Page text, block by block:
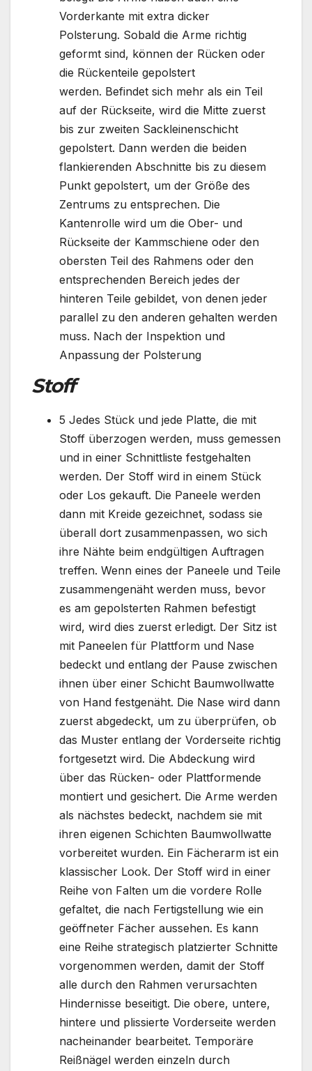
Vorderkante mit extra dicker
Polsterung. Sobald die Arme richtig
geformt sind, können der Rücken oder
die Rückenteile gepolstert
werden. Befindet sich mehr als ein Teil
auf der Rückseite, wird die Mitte zuerst
bis zur zweiten Sackleinenschicht
gepolstert. Dann werden die beiden
flankierenden Abschnitte bis zu diesem
Punkt gepolstert, um der Größe des
Zentrums zu entsprechen. Die
Kantenrolle wird um die Ober- und
Rückseite der Kammschiene oder den
obersten Teil des Rahmens oder den
entsprechenden Bereich jedes der
hinteren Teile gebildet, von denen jeder
parallel zu den anderen gehalten werden
muss. Nach der Inspektion und
Anpassung der Polsterung
Stoff
5 Jedes Stück und jede Platte, die mit
Stoff überzogen werden, muss gemessen
und in einer Schnittliste festgehalten
werden. Der Stoff wird in einem Stück
oder Los gekauft. Die Paneele werden
dann mit Kreide gezeichnet, sodass sie
überall dort zusammenpassen, wo sich
ihre Nähte beim endgültigen Auftragen
treffen. Wenn eines der Paneele und Teile
zusammengenäht werden muss, bevor
es am gepolsterten Rahmen befestigt
wird, wird dies zuerst erledigt. Der Sitz ist
mit Paneelen für Plattform und Nase
bedeckt und entlang der Pause zwischen
ihnen über einer Schicht Baumwollwatte
von Hand festgenäht. Die Nase wird dann
zuerst abgedeckt, um zu überprüfen, ob
das Muster entlang der Vorderseite richtig
fortgesetzt wird. Die Abdeckung wird
über das Rücken- oder Plattformende
montiert und gesichert. Die Arme werden
als nächstes bedeckt, nachdem sie mit
ihren eigenen Schichten Baumwollwatte
vorbereitet wurden. Ein Fächerarm ist ein
klassischer Look. Der Stoff wird in einer
Reihe von Falten um die vordere Rolle
gefaltet, die nach Fertigstellung wie ein
geöffneter Fächer aussehen. Es kann
eine Reihe strategisch platzierter Schnitte
vorgenommen werden, damit der Stoff
alle durch den Rahmen verursachten
Hindernisse beseitigt. Die obere, untere,
hintere und plissierte Vorderseite werden
nacheinander bearbeitet. Temporäre
Reißnägel werden einzeln durch